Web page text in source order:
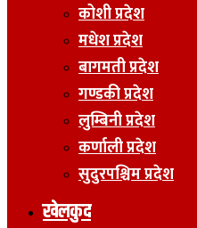
कोशी प्रदेश
मधेश प्रदेश
बागमती प्रदेश
गण्डकी प्रदेश
लुम्बिनी प्रदेश
कर्णाली प्रदेश
सुदुरपश्चिम प्रदेश
खेलकुद